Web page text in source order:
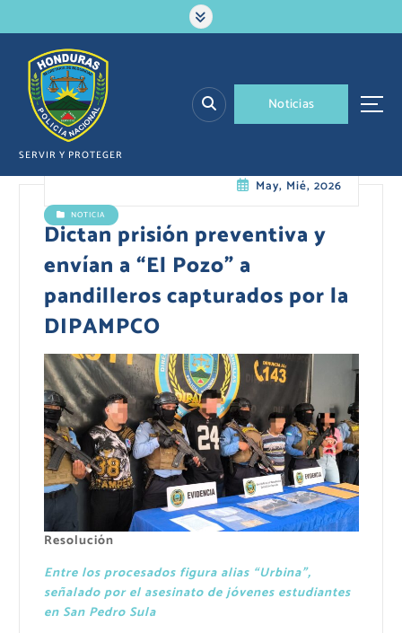
a
SERVIR Y PROTEGER
Noticias
May, Mié, 2026
NOTICIA
Dictan prisión preventiva y
envían a “El Pozo” a
pandilleros capturados por la
DIPAMPCO
Resolución
Entre los procesados figura alias “Urbina”,
señalado por el asesinato de jóvenes estudiantes
en San Pedro Sula